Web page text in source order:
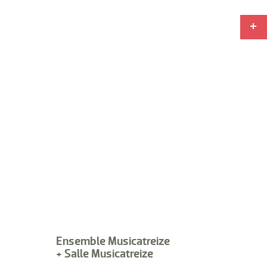
Ensemble Musicatreize
+ Salle Musicatreize